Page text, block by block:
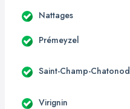
Nattages
Prémeyzel
Saint-Champ-Chatonod
Virignin